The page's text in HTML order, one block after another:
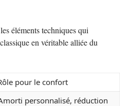
éléments techniques qui
en véritable alliée du
pour le confort
personnalisé, réduction